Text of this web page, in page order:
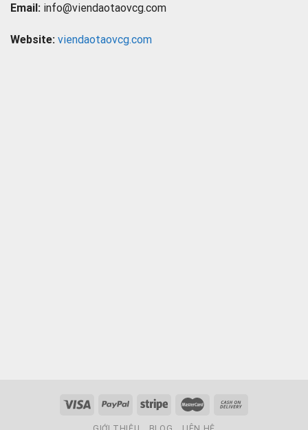
Email: info@viendaotaovcg.com
Website: viendaotaovcg.com